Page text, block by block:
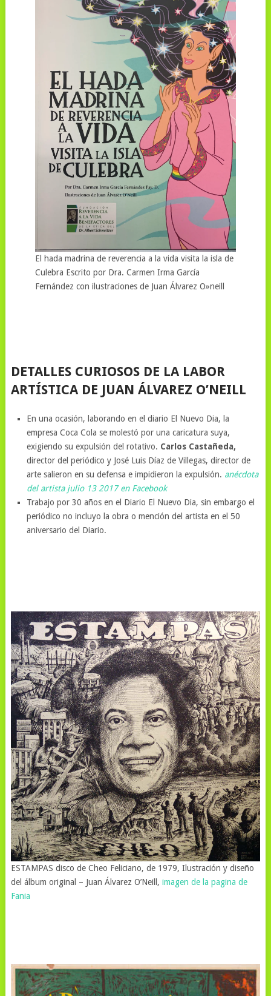
El hada madrina de reverencia a la vida visita la isla de
Culebra Escrito por Dra. Carmen Irma García
Fernández con ilustraciones de Juan Álvarez O»neill
DETALLES CURIOSOS DE LA LABOR
ARTÍSTICA DE JUAN ÁLVAREZ O’NEILL
En una ocasión, laborando en el diario El Nuevo Dia, la
empresa Coca Cola se molestó por una caricatura suya,
exigiendo su expulsión del rotativo. Carlos Castañeda,
director del periódico y José Luis Díaz de Villegas, director de
arte salieron en su defensa e impidieron la expulsión. anécdota
del artista julio 13 2017 en Facebook
Trabajo por 30 años en el Diario El Nuevo Dia, sin embargo el
periódico no incluyo la obra o mención del artista en el 50
aniversario del Diario.
ESTAMPAS disco de Cheo Feliciano, de 1979, Ilustración y diseño
del álbum original – Juan Álvarez O’Neill, imagen de la pagina de
Fania